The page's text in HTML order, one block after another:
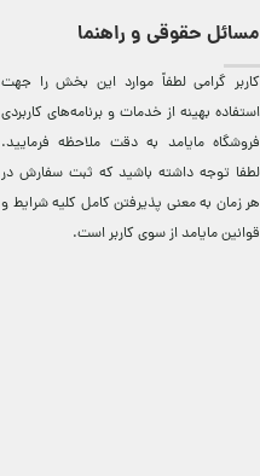
مسائل حقوقی و راهنما
کاربر گرامی لطفاً موارد این بخش را جهت
استفاده بهینه از خدمات و برنامه‌‏های کاربردی
فروشگاه مایامد به دقت ملاحظه فرمایید.
لطفا توجه داشته باشید که ثبت سفارش در
هر زمان به معنی پذیرفتن کامل کلیهشرایط و
قوانین مایامداز سوی کاربر است.